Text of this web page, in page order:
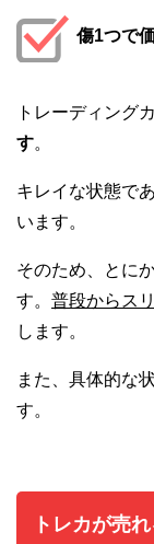
傷1つで
トレーディング
す。
キレイな状態で
います。
そのため、とに
す。 普段からス
します。
また、具体的な
す。
トレカが売